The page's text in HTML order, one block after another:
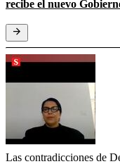
recibe el nuevo
Las contradicciones de